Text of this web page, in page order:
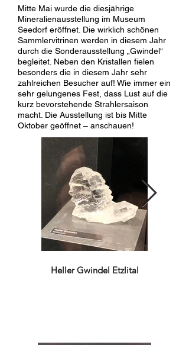
Mitte Mai wurde die diesjährige
Mineralienausstellung im Museum
Seedorf eröffnet. Die wirklich schönen
Sammlervitrinen werden in diesem Jahr
durch die Sonderausstellung „Gwindel“
begleitet. Neben den Kristallen fielen
besonders die in diesem Jahr sehr
zahlreichen Besucher auf! Wie immer ein
sehr gelungenes Fest, dass Lust auf die
kurz bevorstehende Strahlersaison
macht. Die Ausstellung ist bis Mitte
Oktober geöffnet – anschauen!
Heller Gwindel Etzlital